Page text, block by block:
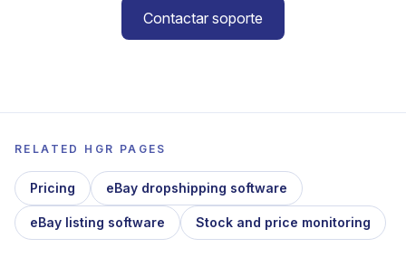
Contactar soporte
RELATED HGR PAGES
Pricing eBay dropshipping software
eBay listing software Stock and price monitoring